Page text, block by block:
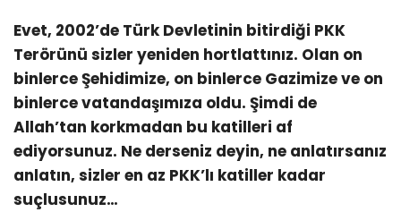
Evet, 2002’de Türk Devletinin bitirdiği PKK
Terörünü sizler yeniden hortlattınız. Olan on
binlerce Şehidimize, on binlerce Gazimize ve on
binlerce vatandaşımıza oldu. Şimdi de
Allah’tan korkmadan bu katilleri af
ediyorsunuz. Ne derseniz deyin, ne anlatırsanız
anlatın, sizler en az PKK’lı katiller kadar
suçlusunuz…